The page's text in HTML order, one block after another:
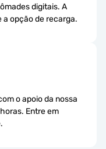
digitais. A
opção de recarga.
o apoio da nossa
Entre em